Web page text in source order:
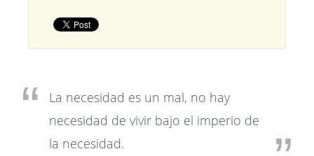
La necesidad es un mal, no hay
necesidad de vivir bajo el imperio de
la necesidad.